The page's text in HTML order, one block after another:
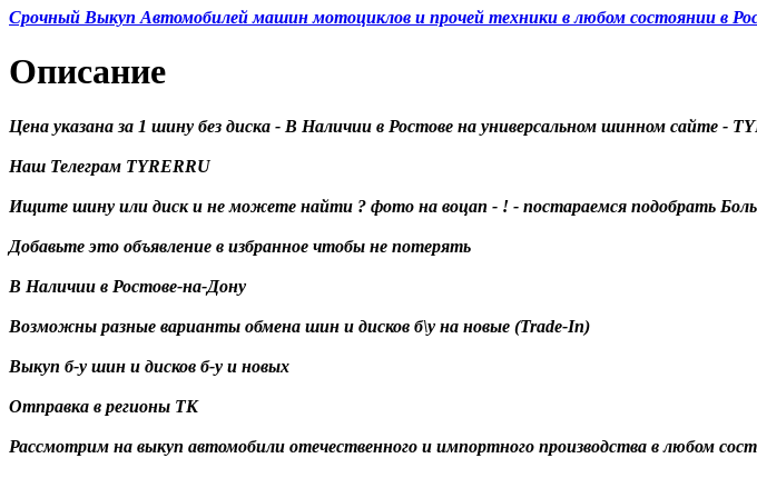
Срочный Выкуп Автомобилей машин мотоциклов и прочей техники в любом состоянии в
Описание
Цена указана за 1 шину без диска - В Наличии в Ростове на универсальном шинном
Наш Телеграм TYRERRU
Ищите шину или диск и не можете найти ? фото на воцап - ! - постараемся подобрать
Добавьте это объявление в избранное чтобы не потерять
В Наличии в Ростове-на-Дону
Возможны разные варианты обмена шин и дисков б\у на новые (Trade-In)
Выкуп б-у шин и дисков б-у и новых
Отправка в регионы ТК
Рассмотрим на выкуп автомобили отечественного и импортного производства в любом